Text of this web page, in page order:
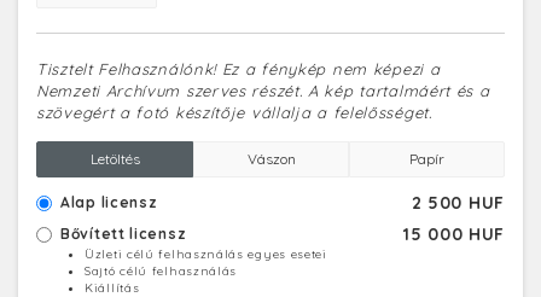
Tisztelt Felhasználónk! Ez a fénykép nem képezi a
Nemzeti Archívum szerves részét. A kép tartalmáért és a
szövegért a fotó készítője vállalja a felelősséget.
Letöltés Vászon Papír
Alap licensz 2 500 HUF
Bővített licensz 15 000 HUF
Üzleti célú felhasználás egyes esetei
Sajtó célú felhasználás
Kiállítás